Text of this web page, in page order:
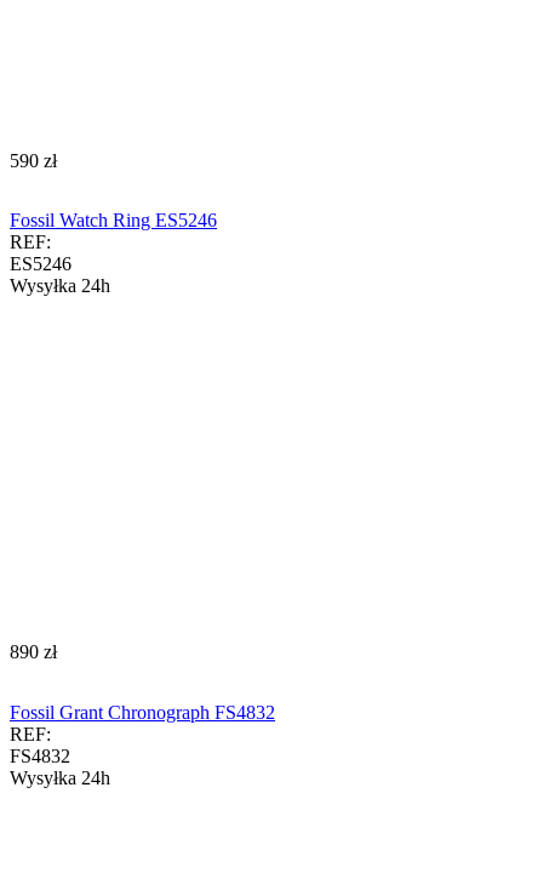
‍590‍ zł
Fossil Watch Ring ES5246
REF:
ES5246
Wysyłka 24h
‍890‍ zł
Fossil Grant Chronograph FS4832
REF:
FS4832
Wysyłka 24h